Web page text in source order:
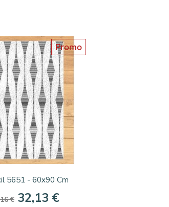
Anteprima
5651 - 60x90 Cm
€ 32,13 €
Promo